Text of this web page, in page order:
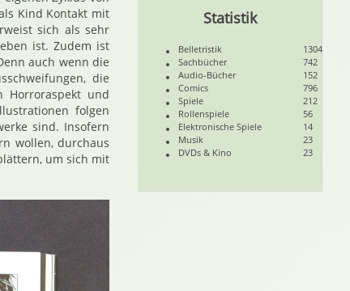
Kind Kontakt mit
sich als sehr
ist. Zudem ist
auch wenn die
die
Horroraspekt und
folgen
sind. Insofern
wollen, durchaus
um sich mit
Statistik
Belletristik
1304
Sachbücher
742
Audio-Bücher
152
Comics
796
Spiele
212
Rollenspiele
56
Elektronische Spiele
14
Musik
23
DVDs & Kino
23